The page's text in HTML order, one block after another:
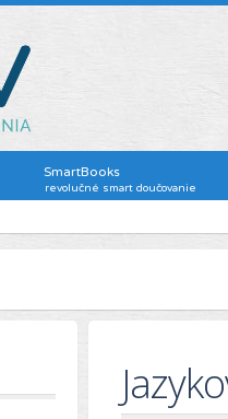
SmartBooks
revolučné smart doučovanie